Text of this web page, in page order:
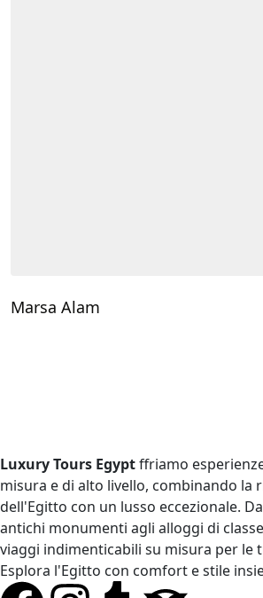
Marsa Alam
Luxury Tours Egyptffriamo
misura e di alto livello, combinando la
dell'Egitto con un lusso eccezionale.
antichi monumenti agli alloggi di
viaggi indimenticabili su misura per le
Esplora l'Egitto con comfort e stile